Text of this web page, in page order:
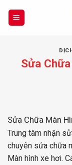
Sửa
Sửa Chữa Màn
Trung tâm nhận
chuyên sửa chữa
Màn hình xe hơi.